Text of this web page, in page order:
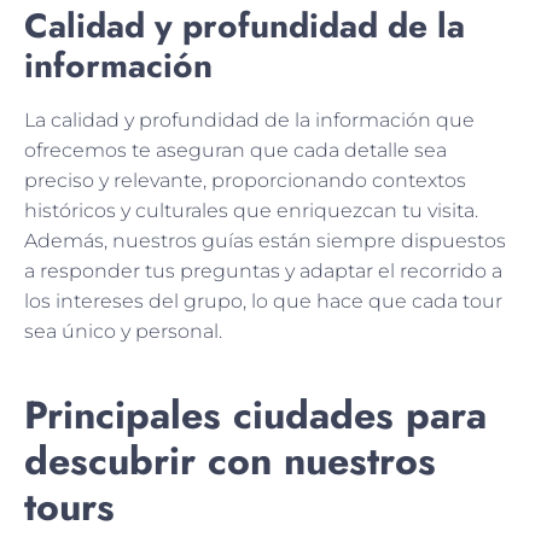
Calidad y profundidad de la
información
La calidad y profundidad de la información que
ofrecemos te aseguran que cada detalle sea
preciso y relevante, proporcionando contextos
históricos y culturales que enriquezcan tu visita.
Además, nuestros guías están siempre dispuestos
a responder tus preguntas y adaptar el recorrido a
los intereses del grupo, lo que hace que cada tour
sea único y personal.
Principales ciudades para
descubrir con nuestros
tours